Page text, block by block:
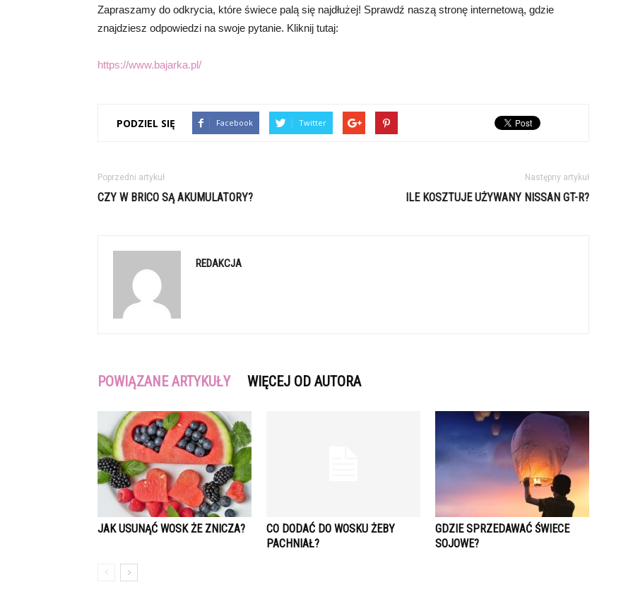
Zapraszamy do odkrycia, które świece palą się najdłużej! Sprawdź naszą stronę internetową, gdzie
znajdziesz odpowiedzi na swoje pytanie. Kliknij tutaj:
https://www.bajarka.pl/
PODZIEL SIĘ Facebook Twitter
Poprzedni artykuł
CZY W BRICO SĄ AKUMULATORY?
Następny artykuł
ILE KOSZTUJE UŻYWANY NISSAN GT-R?
REDAKCJA
POWIĄZANE ARTYKUŁY WIĘCEJ OD AUTORA
JAK USUNĄĆ WOSK ŻE ZNICZA?
CO DODAĆ DO WOSKU ŻEBY
PACHNIAŁ?
GDZIE SPRZEDAWAĆ ŚWIECE
SOJOWE?